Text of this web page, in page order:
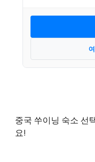
중국 쑤이닝 숙소 선
요!